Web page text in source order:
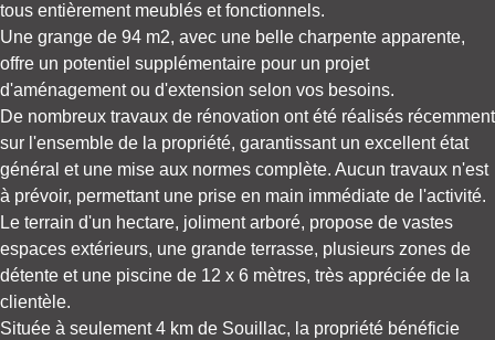
tous entièrement meublés et fonctionnels.
Une grange de 94 m2, avec une belle charpente apparente,
offre un potentiel supplémentaire pour un projet
d'aménagement ou d'extension selon vos besoins.
De nombreux travaux de rénovation ont été réalisés récemment
sur l'ensemble de la propriété, garantissant un excellent état
général et une mise aux normes complète. Aucun travaux n'est
à prévoir, permettant une prise en main immédiate de l'activité.
Le terrain d'un hectare, joliment arboré, propose de vastes
espaces extérieurs, une grande terrasse, plusieurs zones de
détente et une piscine de 12 x 6 mètres, très appréciée de la
clientèle.
Située à seulement 4 km de Souillac, la propriété bénéficie